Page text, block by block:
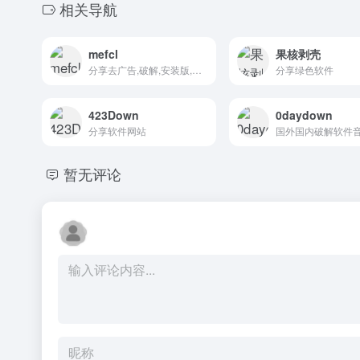
相关导航
mefcl 果核剥壳
分享绿色软件
423Down
分享软件网站
0daydown
暂无评论